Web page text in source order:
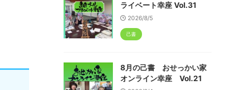
ライベート幸座 Vol.31
2026/8/5
己書
8月の己書 おせっかい家
オンライン幸座 Vol.21